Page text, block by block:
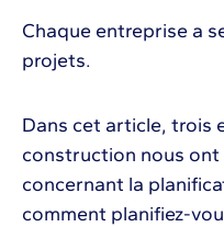
Chaque entreprise a
projets.
Dans cet article, trois
construction nous
concernant la
comment planifiez-